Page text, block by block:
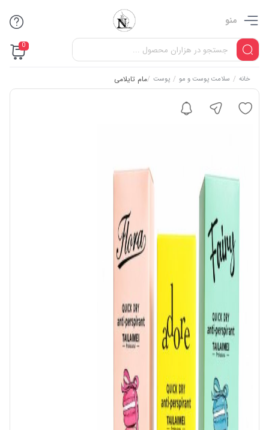
منو
0
خانه / سلامت پوست و مو / پوست /مام تایلامی